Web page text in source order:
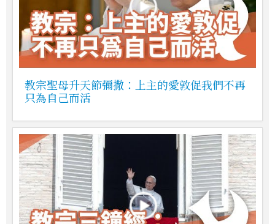
教宗聖母升天節彌撒：上主的愛敦促我們不再
只為自己而活